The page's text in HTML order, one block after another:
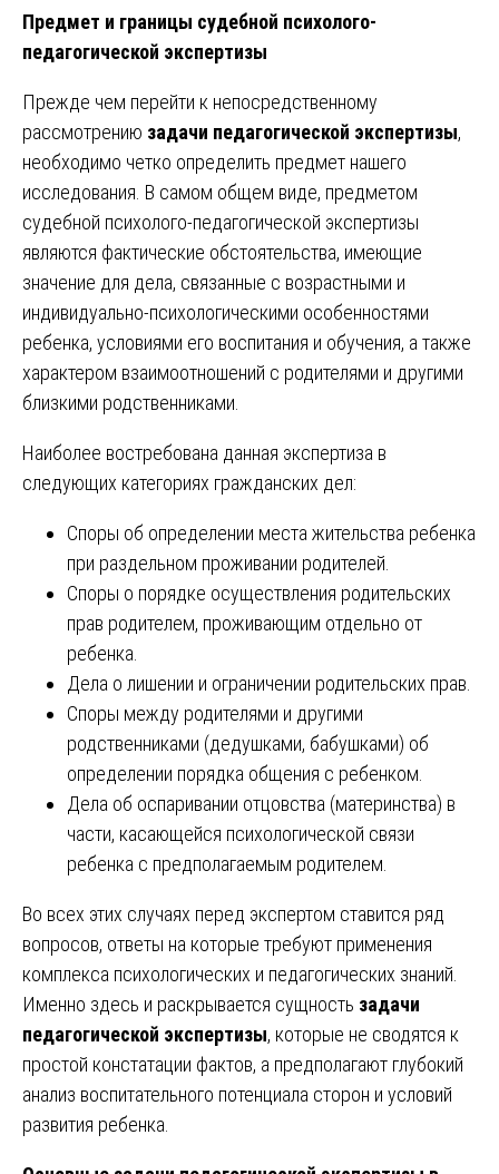
Предмет и границы судебной психолого-
педагогической экспертизы
Прежде чем перейти к непосредственному
рассмотрению задачи педагогической экспертизы,
необходимо четко определить предмет нашего
исследования. В самом общем виде, предметом
судебной психолого-педагогической экспертизы
являются фактические обстоятельства, имеющие
значение для дела, связанные с возрастными и
индивидуально-психологическими особенностями
ребенка, условиями его воспитания и обучения, а также
характером взаимоотношений с родителями и другими
близкими родственниками.
Наиболее востребована данная экспертиза в
следующих категориях гражданских дел:
Споры об определении места жительства ребенка
при раздельном проживании родителей.
Споры о порядке осуществления родительских
прав родителем, проживающим отдельно от
ребенка.
Дела о лишении и ограничении родительских прав.
Споры между родителями и другими
родственниками (дедушками, бабушками) об
определении порядка общения с ребенком.
Дела об оспаривании отцовства (материнства) в
части, касающейся психологической связи
ребенка с предполагаемым родителем.
Во всех этих случаях перед экспертом ставится ряд
вопросов, ответы на которые требуют применения
комплекса психологических и педагогических знаний.
Именно здесь и раскрывается сущность задачи
педагогической экспертизы, которые не сводятся к
простой констатации фактов, а предполагают глубокий
анализ воспитательного потенциала сторон и условий
развития ребенка.